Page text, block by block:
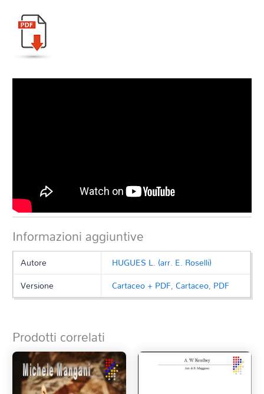
Informazioni aggiuntive
Autore
HUGUES L. (arr. E. Roselli)
Versione
Cartaceo + PDF,Cartaceo, PDF
Prodotti correlati